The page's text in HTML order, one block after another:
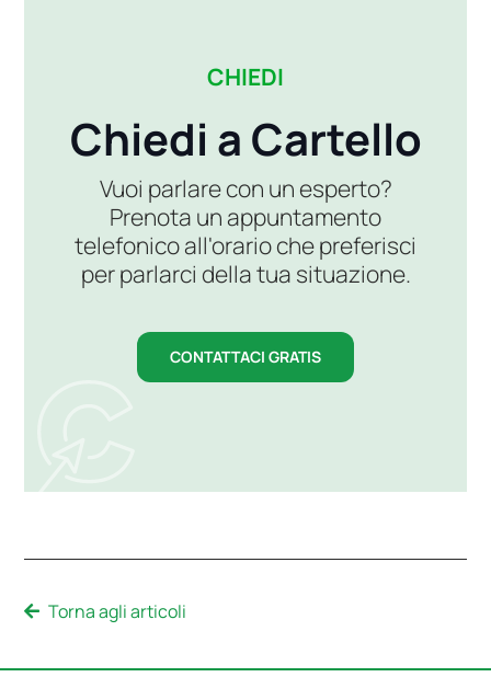
CHIEDI
Chiedi a Cartello
Vuoi parlare con un esperto?
Prenota un appuntamento
telefonico all'orario che preferisci
per parlarci della tua situazione.
CONTATTACI GRATIS
Torna agli articoli